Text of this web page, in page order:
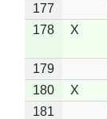
177
178
X
179
180
X
181